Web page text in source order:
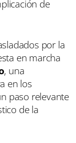
de
por la
en marcha
, una
en los
paso relevante
de la